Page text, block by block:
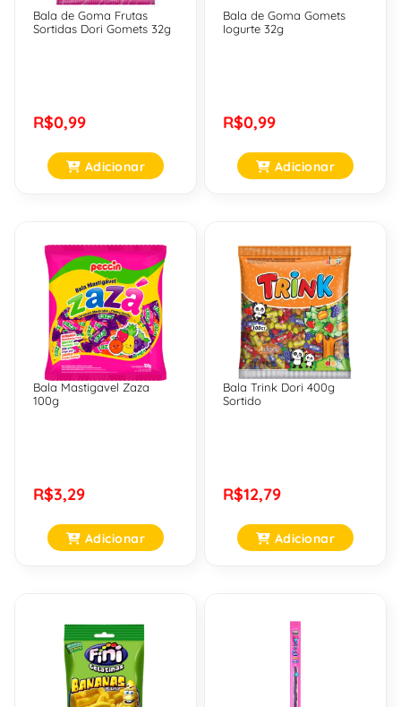
Bala de Goma Frutas
Sortidas Dori Gomets 32g
R$0,99
Adicionar
Bala de Goma Gomets
Iogurte 32g
R$0,99
Adicionar
Bala Mastigavel Zaza
100g
R$3,29
Adicionar
Bala Trink Dori 400g
Sortido
R$12,79
Adicionar